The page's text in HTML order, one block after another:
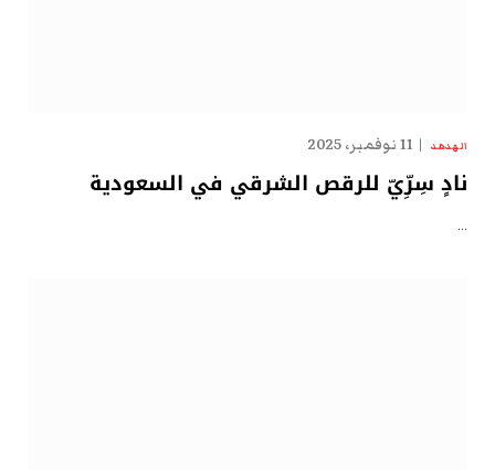
الهدهد 11 نوفمبر، 2025
نادٍ سِرِّيّ للرقص الشرقي في السعودية
…